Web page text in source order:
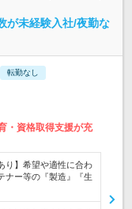
が未経験入社/夜勤な
転勤なし
・資格取得支援が充
り】希望や適性に合わ
ナー等の『製造』『生